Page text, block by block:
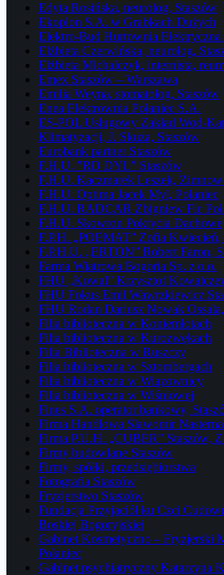
Edyta Rosińska, neurolog, Staszów
Ekoplon S.A. w Grabkach Dużych
Elektro-Bud Hurtownia Elektryczna
Elżbieta Czerwińska, neurolog,
Elżbieta Michalczyk, internista,
Emex Staszów – Warszawa
Emilia Weyna, stomatolog, Staszów
Enea Elektrownia Połaniec S.A.
ES-POL Usługowy Zakład Wod-
Klimatyzacji, J. Skuza, Staszów
Eurobank partner Staszów
F.H.U. ”RD DYL” Staszów
F.H.U. Kaczmarek Leszek,
F.H.U. Optima Jacek Myl, Połaniec
F.H.U. RADCAR Zbigniew Fic
F.H.U. Skowron Pokrycia
F.P.H. „POEMAT” Zofia Kwiecień,
F.P.H.U. „ERTON” Robert Faron,
Farma Wiatrowa Bogoria Sp. z o.o.
FHU „Kowal” Krzysztof
FHU Fokus Emil Wawrzkiewicz
FHU Rodan Dariusz Nowak
Filia biblioteczna w Koniemłotach
Filia biblioteczna w Kurozwękach
Filia Biblioteczna w Ruszczy
Filia biblioteczna w Sztombergach
Filia biblioteczna w Wiązownicy
Filia biblioteczna w Wiśniowej
Fines S.A. operator bankowy,
Firma Handlowa Sławomir
Firma P.U.H. „CUBER” Staszów,
Firmy budowlane Staszów
Firmy, spółki, przedsiębiorstwa
Fotografia Staszów
Fryzjerstwo Staszów
Fundacja Przyjaciół ku Czci
Boskiej Bogoryjskiej
Gabinet Kosmetyczno – Fryzjerski
Połaniec
Gabinet psychiatryczny Katarzyna